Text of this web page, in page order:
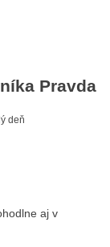
Pravda
deň
aj v